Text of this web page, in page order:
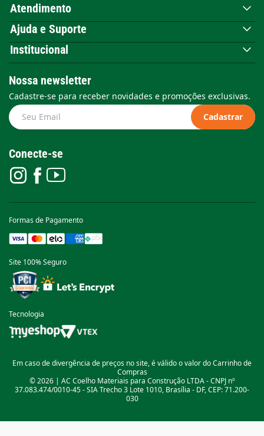
Atendimento
Ajuda e Suporte
Institucional
Nossa newsletter
Cadastre-se para receber novidades e promoções exclusivas.
Cadastrar
Conecte-se
Formas de Pagamento
Site 100% Seguro
Tecnologia
Em caso de divergência de preços no site, é válido o valor do Carrinho de
Compras
© 2026 | AC Coelho Materiais para Construção LTDA - CNPJ nº
37.083.474/0010-45 - SIA Trecho 3 Lote 1010, Brasília - DF, CEP: 71.200-
030